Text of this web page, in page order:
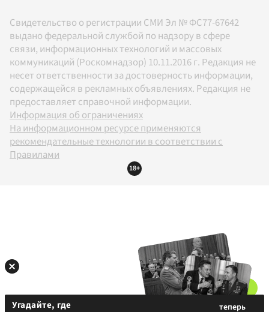
Свидетельство о регистрации СМИ Эл № ФС77-67642
выдано федеральной службой по надзору в сфере
связи, информационных технологий и массовых
коммуникаций (Роскомнадзор) 10.11.2016 г. Редакция не
несет ответственности за достоверность информации,
содержащейся в рекламных объявлениях. Редакция не
предоставляет справочной информации.
Информация об ограничениях
На информационном ресурсе применяются
рекомендательные технологии в соответствии с
Правилами
18+
Угадайте, где